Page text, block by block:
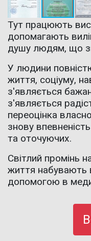
Тут працюють
допомагають
душу людям, що
У людини
життя, соціуму,
з'являється
з'являється
переоцінка
знову
та оточуючих.
Світлий промінь
життя набувають
допомогою в